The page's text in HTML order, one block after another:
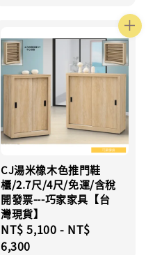
CJ湯米橡木色推門鞋
櫃/2.7尺/4尺/免運/含稅
開發票---巧家家具【台
灣現貨】
Regular
price
NT$ 5,100 - NT$
6,300